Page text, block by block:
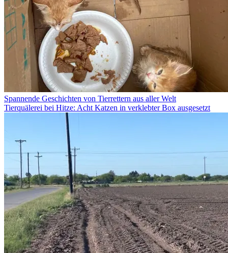
Spannende Geschichten von Tierrettern aus aller Welt
Tierquälerei bei Hitze: Acht Katzen in verklebter Box ausgesetzt